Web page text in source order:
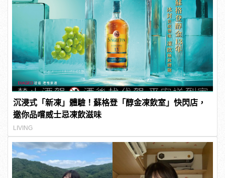
沉浸式「新凍」體驗！蘇格登「醇金凍飲室」快閃店，
邀你品嚐威士忌凍飲滋味
LIVING